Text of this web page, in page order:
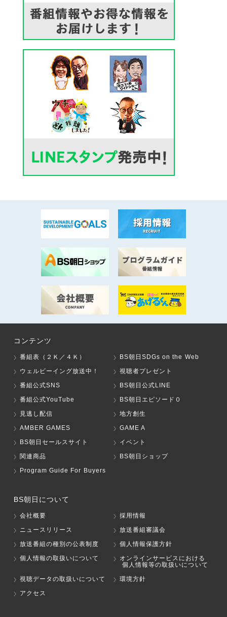
コンテンツ
番組表（２Ｋ／４Ｋ）
BS朝日SDGs on the Web
ウェルビーイング放送中！
視聴者プレゼント
番組公式SNS
BS朝日公式LINE
番組公式YouTube
BS朝日エピソード０
見逃し配信
地方創生
AMBER GAMES
GAME A
BS朝日セールスサイト
イベント
関連商品
BS朝日ショップ
Program Guide For Buyers
BS朝日について
会社概要
採用情報
ニュースリリース
放送番組審議会
放送番組の種別の公表制度
個人情報保護方針
個人情報の取扱いについて
オンラインサービスにおける
個人情報等の取扱いについて
視聴データの取扱いについて
環境方針
アクセス